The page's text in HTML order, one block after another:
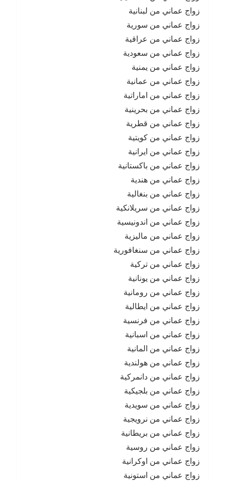
زواج عماني من لبنانية
زواج عماني من سورية
زواج عماني من عراقية
زواج عماني من سعودية
زواج عماني من يمنية
زواج عماني من عمانية
زواج عماني من اماراتية
زواج عماني من بحرينية
زواج عماني من قطرية
زواج عماني من كويتية
زواج عماني من ايرانية
زواج عماني من باكستانية
زواج عماني من هندية
زواج عماني من بنغالية
زواج عماني من سريلانكية
زواج عماني من اندونيسية
زواج عماني من ماليزية
زواج عماني من سنغافورية
زواج عماني من تركية
زواج عماني من يونانية
زواج عماني من رومانية
زواج عماني من ايطالية
زواج عماني من فرنسية
زواج عماني من اسبانية
زواج عماني من المانية
زواج عماني من هولندية
زواج عماني من دانمركية
زواج عماني من بلجيكية
زواج عماني من سويدية
زواج عماني من نرويجية
زواج عماني من بريطانية
زواج عماني من روسية
زواج عماني من اوكرانية
زواج عماني من استونية